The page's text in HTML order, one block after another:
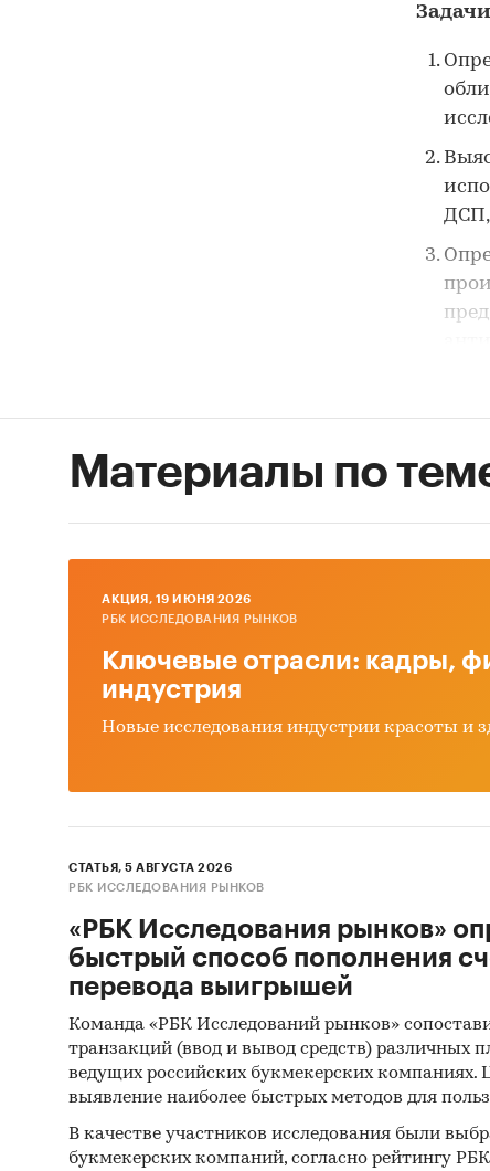
Рынок
таким
Материалы по
AКЦИЯ, 19 ИЮНЯ 2026
РБК ИССЛЕДОВАНИЯ РЫНКОВ
Ключевые отрасли: кадры,
индустрия
Новые исследования индустрии красоты и
СТАТЬЯ, 5 АВГУСТА 2026
РБК ИССЛЕДОВАНИЯ РЫНКОВ
«РБК Исследования рынков»
быстрый способ пополнения
перевода выигрышей
Команда «РБК Исследований рынков»
транзакций (ввод и вывод средств) различных
ведущих российских букмекерских компаниях.
выявление наиболее быстрых методов для
В качестве участников исследования были
букмекерских компаний, согласно рейтингу